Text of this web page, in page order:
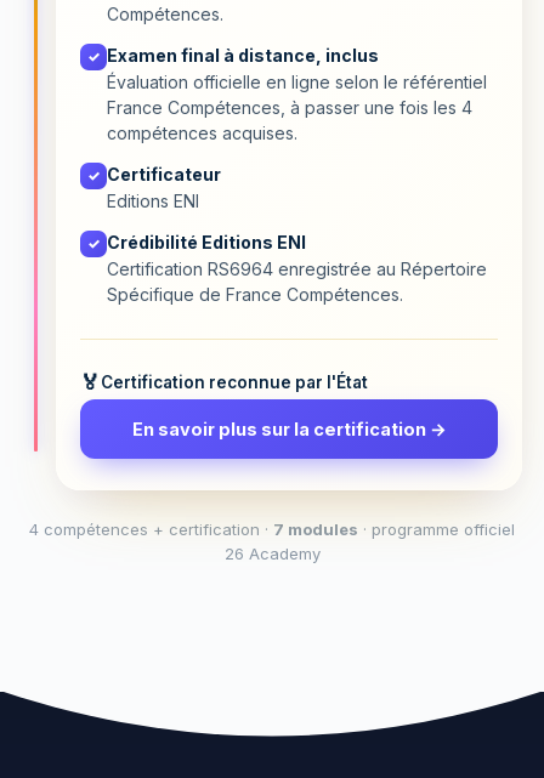
Compétences.
✓ Examen final à distance, inclus
Évaluation officielle en ligne selon le référentiel
France Compétences, à passer une fois les 4
compétences acquises.
✓ Certificateur
Editions ENI
✓ Crédibilité Editions ENI
Certification RS6964 enregistrée au Répertoire
Spécifique de France Compétences.
Certification reconnue par l'État
En savoir plus sur la certification →
4 compétences + certification · 7 modules · programme officiel
26 Academy